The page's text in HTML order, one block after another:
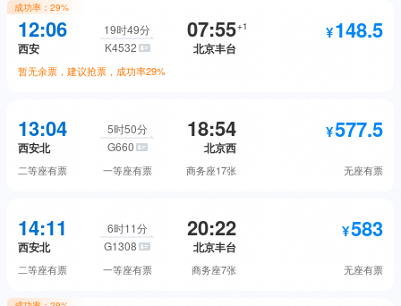
商务座
无座 预订
二等座 抢票
商务座
无座 预订
成功率： 29%
12:06
西安
19时49分
K4532
07:55+1
北京丰台
148.5
暂无余票，建议抢票，成功率29%
硬座 抢票
软卧
13:04
西安北
5时50分
G660
18:54
北京西
577.5
二等座有票 一等座有票 商务座17张 无座有票
二等座 预订
14:11
西安北
6时11分
G1308
20:22
北京丰台
583
二等座有票 一等座有票 商务座7张 无座有票